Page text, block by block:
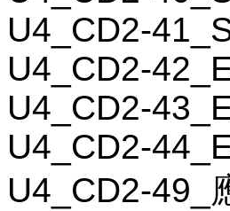
U4_CD2-
U4_CD2-
U4_CD2-
U4_CD2-
U4_CD2-49_